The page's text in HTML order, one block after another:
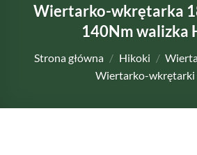
Wiertarko-wkrętarka
140Nm walizka
Strona główna / Hikoki /
Wiertarko-wkrętarki